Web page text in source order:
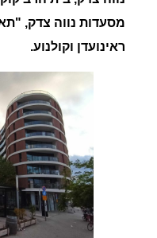
מסעדות נווה צדק, "
ראינועדן וקולנוע.